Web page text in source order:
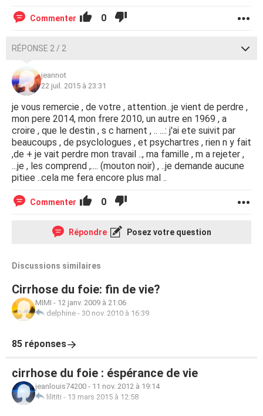
Commenter 0
RÉPONSE 2 / 2
jeannot
22 juil. 2015 à 23:31
je vous remercie , de votre , attention...je vient de perdre ,
mon pere 2014, mon frere 2010, un autre en 1969 , a
croire , que le destin , s c harnent , .. ...: j'ai ete suivit par
beaucoups , de psyclologues , et psychartres , rien n y fait
,de + je vait perdre mon travail .., ma famille , m a rejeter ,
...je , les comprend ,.... (mouton noir) , ..je demande aucune
pitiee ..cela me fera encore plus mal ..
Commenter 0
Répondre Posez votre question
Discussions similaires
Cirrhose du foie: fin de vie?
MIMI - 12 janv. 2009 à 21:06
delphine - 30 nov. 2010 à 16:39
85 réponses
cirrhose du foie : éspérance de vie
jeanlouis74200 - 11 nov. 2012 à 19:14
lilititi - 13 mars 2015 à 12:58